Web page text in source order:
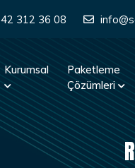
312 36 08
Kurumsal
Paketleme
Çözümleri